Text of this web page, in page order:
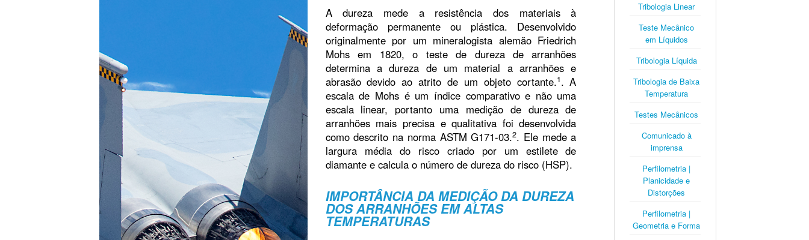
A dureza mede a resistência dos materiais à
deformação permanente ou plástica. Desenvolvido
originalmente por um mineralogista alemão Friedrich
Mohs em 1820, o teste de dureza de arranhões
determina a dureza de um material a arranhões e
abrasão devido ao atrito de um objeto cortante.1. A
escala de Mohs é um índice comparativo e não uma
escala linear, portanto uma medição de dureza de
arranhões mais precisa e qualitativa foi desenvolvida
como descrito na norma ASTM G171-03.2. Ele mede a
largura média do risco criado por um estilete de
diamante e calcula o número de dureza do risco (HSP).
IMPORTÂNCIA DA MEDIÇÃO DA DUREZA
DOS ARRANHÕES EM ALTAS
TEMPERATURAS
Tribologia Linear
Teste Mecânico
em Líquidos
Tribologia Líquida
Tribologia de Baixa
Temperatura
Testes Mecânicos
Comunicado à
imprensa
Perfilometria |
Planicidade e
Distorções
Perfilometria |
Geometria e Forma